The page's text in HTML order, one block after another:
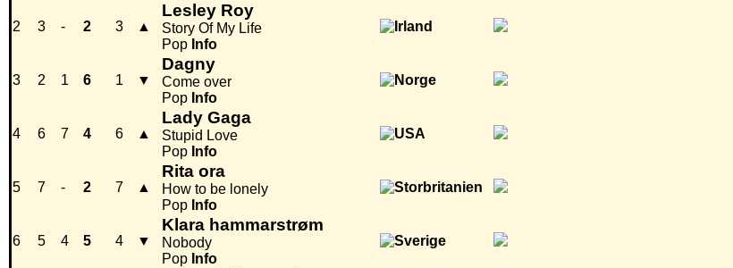
2 3 - 2 3 ▲
Lesley Roy
Story Of My Life
Pop Info
3 2 1 6 1 ▼
Dagny
Come over
Pop Info
4 6 7 4 6 ▲
Lady Gaga
Stupid Love
Pop Info
5 7 - 2 7 ▲
Rita ora
How to be lonely
Pop Info
6 5 4 5 4 ▼
Klara hammarstrøm
Nobody
Pop Info